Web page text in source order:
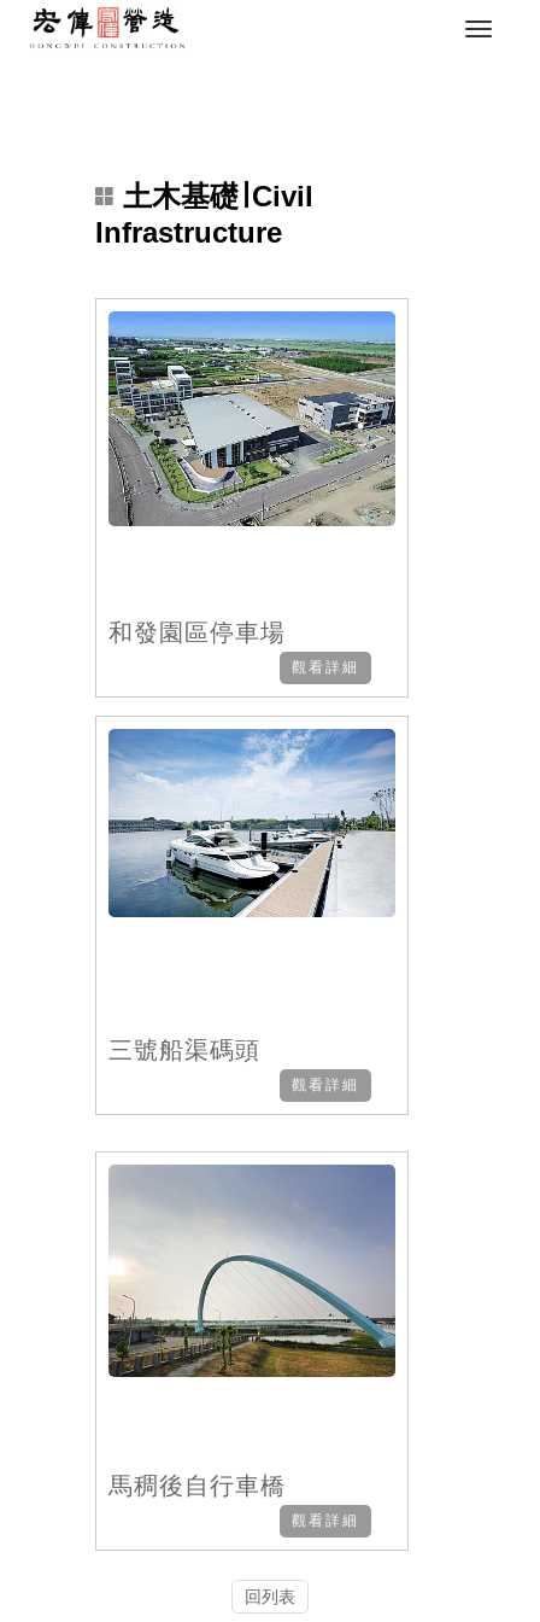
土木基礎∣ Civil
Infrastructure
和發園區停車場
觀看詳細
三號船渠碼頭
觀看詳細
馬稠後自行車橋
觀看詳細
回列表